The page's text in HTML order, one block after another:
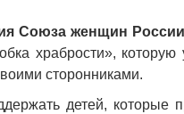
Союза женщин России
храбрости»,
сторонниками.
детей, которые